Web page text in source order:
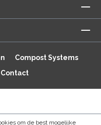
Compost Systems
Contact
om de best mogelijke